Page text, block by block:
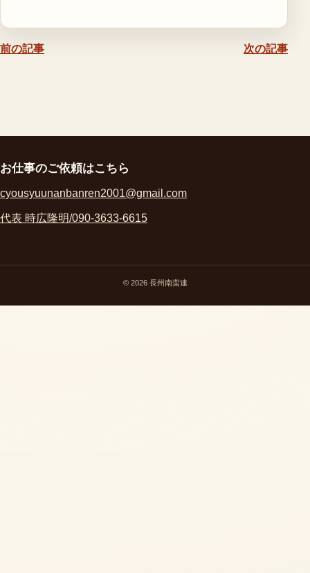
前の記事 次の記事
お仕事のご依頼はこちら
cyousyuunanbanren2001@gmail.com
代表 時広隆明/090-3633-6615
© 2026 長州南蛮連